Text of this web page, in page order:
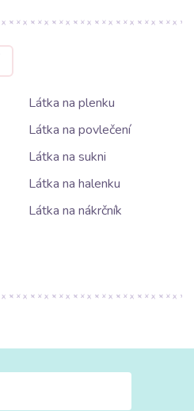
Látka na plenku
Látka na povlečení
Látka na sukni
Látka na halenku
Látka na nákrčník